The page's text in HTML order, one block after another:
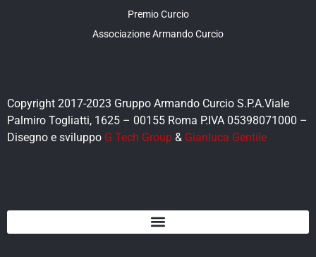
Premio Curcio
Associazione Armando Curcio
Copyright 2017-2023 Gruppo Armando Curcio S.P.A.Viale
Palmiro Togliatti, 1625 – 00155 Roma P.IVA 05398071000 –
Disegno e sviluppo G Tech Group & Gianluca Gentile